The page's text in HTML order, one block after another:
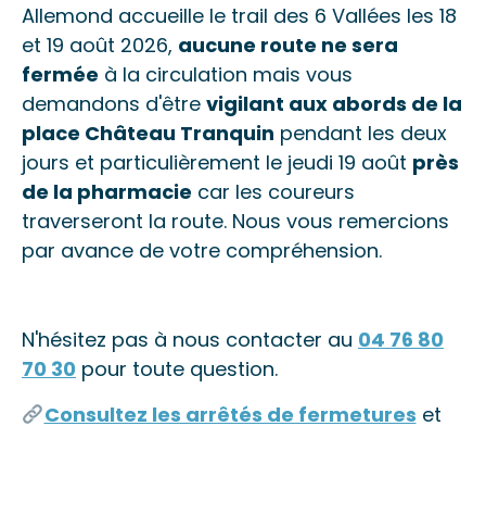
Allemond accueille le trail des 6 Vallées les 18
et 19 août 2026, aucune route ne sera
fermée à la circulation mais vous
demandons d'être vigilant aux abords de la
place Château Tranquin pendant les deux
jours et particulièrement le jeudi 19 août près
de la pharmacie car les coureurs
traverseront la route. Nous vous remercions
par avance de votre compréhension.
N'hésitez pas à nous contacter au 04 76 80
70 30 pour toute question.
Consultez les arrêtés de fermetures et